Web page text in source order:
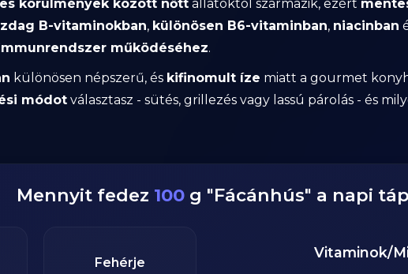
körülmények között nőtt állatoktól származik, ezért
B-vitaminokban, különösen B6-vitaminban, niacinban
működéséhez.
különösen népszerű, és kifinomult íze miatt a gourmet
módot választasz - sütés, grillezés vagy lassú párolás - és
Mennyit fedez 100 g "Fácánhús" a napi
Fehérje
Vitaminok/